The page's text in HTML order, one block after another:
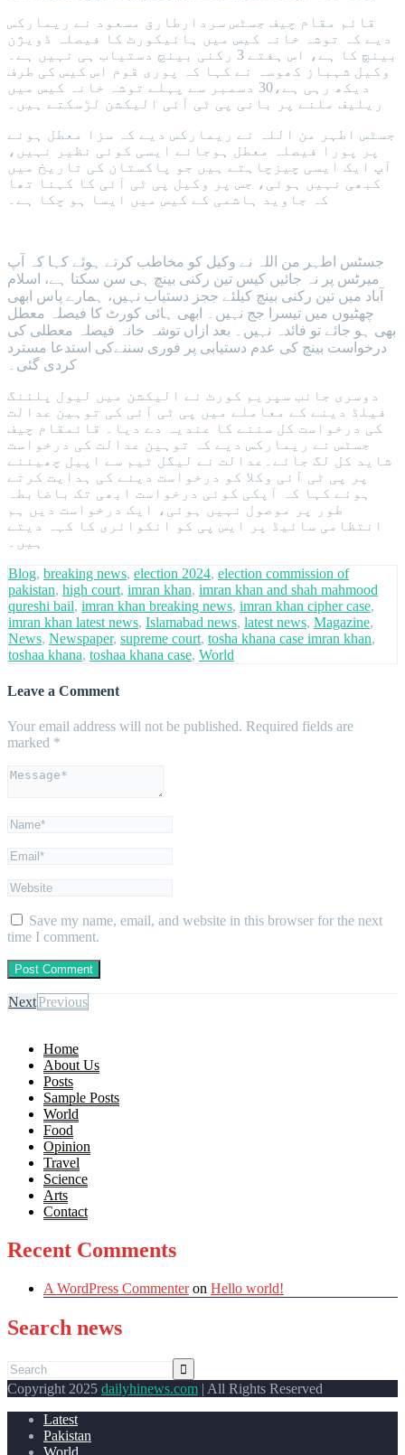
قائم مقام چیف جسٹس سردارطارق مسعود نے ریمارکس
دیے کہ توشہ خانہ کیس میں ہائیکورٹ کا فیصلہ ڈویژن
بینچ کا ہے، اس ہفتے 3 رکنی بینچ دستیاب ہی نہیں ہے۔
وکیل شہباز کھوسہ نے کہا کہ پوری قوم اس کیس کی طرف
دیکھ رہی ہے،30 دسمبر سے پہلے توشہ خانہ کیس میں
ریلیف ملنے پر بانی پی ٹی آئی الیکشن لڑسکتے ہیں۔
جسٹس اطہر من اللہ نے ریمارکس دیے کہ سزا معطل ہونے
پر پورا فیصلہ معطل ہوجائے ایسی کوئی نظیر نہیں،
آپ ایک ایسی چیزچاہتے ہیں جو پاکستان کی تاریخ میں
کبھی نہیں ہوئی، جس پر وکیل پی ٹی آئی کا کہنا تھا
کہ جاوید ہاشمی کے کیس میں ایسا ہو چکا ہے۔
جسٹس اطہر من اللہ نے وکیل کو مخاطب کرتے ہوئے کہا کہ آپ
میرٹس پر نہ جائیں کیس تین رکنی بینچ ہی سن سکتا ہے، اسلام
آباد میں تین رکنی بینچ کیلئے ججز دستیاب نہیں، ہمارے پاس ابھی
چھٹیوں میں تیسرا جج نہیں۔ ابھی ہائی کورٹ کا فیصلہ معطل
بھی ہو جائے تو فائدہ نہیں۔ بعد ازاں توشہ خانہ فیصلہ معطلی کی
درخواست بینچ کی عدم دستیابی پر فوری سننےکی استدعا مسترد
کردی گئی۔
دوسری جانب سپریم کورٹ نے الیکشن میں لیول پلئنگ
فیلڈ دینے کے معاملے میں پی ٹی آئی کی توہین عدالت
کی درخواست کل سننے کا عندیہ دے دیا۔ قائمقام چیف
جسٹس نے ریمارکس دیے کہ توہین عدالت کی درخواست
شاید کل لگ جائے۔عدالت نے لیگل ٹیم سے اپیل چھیننے
پر پی ٹی آئی وکلا کو درخواست دینے کی ہدایت کرتے
ہوئے کہا کہ آپکی کوئی درخواست ابھی تک باضابطہ
طور پر موصول نہیں ہوئی، ایک درخواست دیں ہم
انتظامی سائیڈ پر ایس پی کو انکوائری کا کہہ دیتے
ہیں۔
Blog, breaking news, election 2024, election commission of
pakistan, high court, imran khan, imran khan and shah mahmood
qureshi bail, imran khan breaking news, imran khan cipher case,
imran khan latest news, Islamabad news, latest news, Magazine,
News, Newspaper, supreme court, tosha khana case imran khan,
toshaa khana, toshaa khana case, World
Leave a Comment
Your email address will not be published. Required fields are
marked *
Save my name, email, and website in this browser for the next
time I comment.
NextPrevious
Home
About Us
Posts
Sample Posts
World
Food
Opinion
Travel
Science
Arts
Contact
Recent Comments
A WordPress Commenteron Hello world!
Search news
Copyright 2025 dailyhinews.com | All Rights Reserved
Latest
Pakistan
World